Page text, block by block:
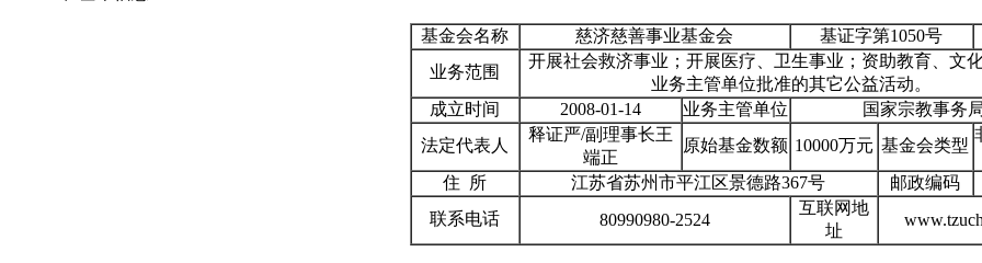
基金会名称 慈济慈善事业基金会
基证字第1050号
业务范围
开展社会救济事业；开展医疗、卫生事业；资助教育、文
业务主管单位批准的其它公益活动。
成立时间
2008-01-14 业务主管单位
国家宗教事务
法定代表人
释证严/副理事长王
端正
原始基金数额 10000万元 基金会类型
住 所 江苏省苏州市平江区景德路367号
邮政编码
联系电话
80990980-2524
互联网地
址